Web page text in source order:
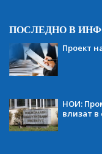
ПОСЛЕДНО В
Проект
НОИ:
влизат в